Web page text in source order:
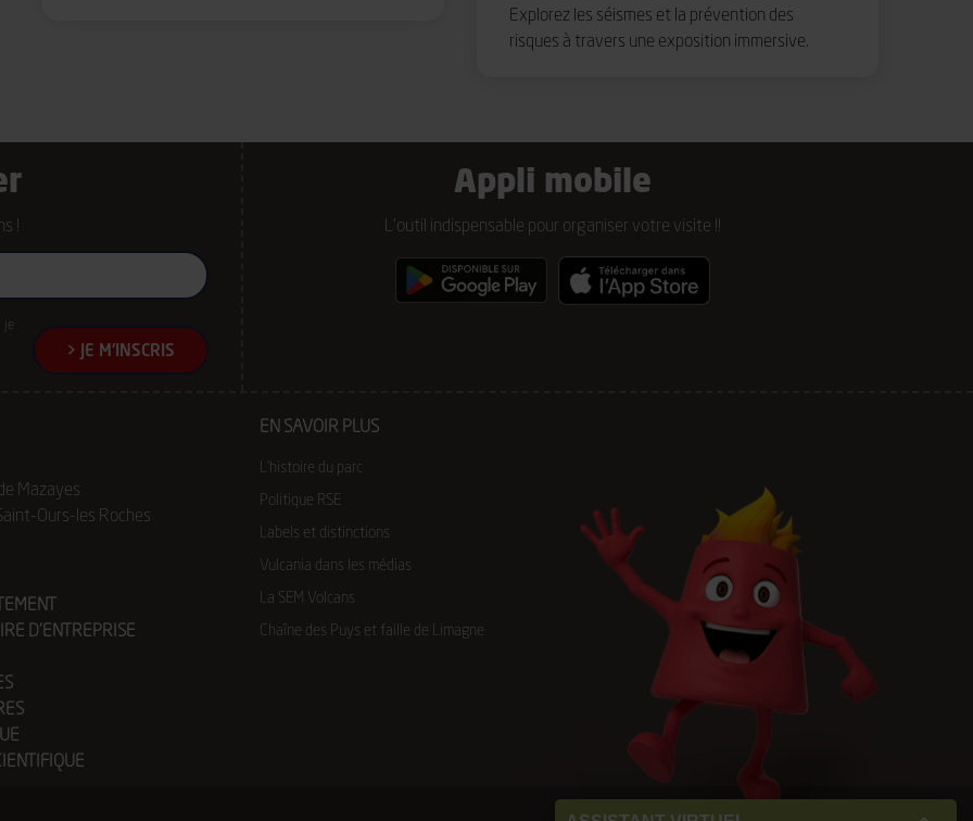
Explorez les séismes et la prévention des
risques à travers une exposition immersive.
!
je
Appli mobile
L’outil indispensable pour organiser votre visite !!
Mazayes
Ours-les Roches
D’ENTREPRISE
EN SAVOIR PLUS
L’histoire du parc
Politique RSE
Labels et distinctions
Vulcania dans les médias
La SEM Volcans
Chaîne des Puys et faille de Limagne